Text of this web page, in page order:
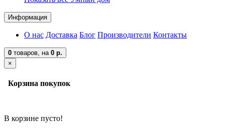
Информация
О нас Доставка Блог Производители Контакты
0 товаров, на 0 р.
×
Корзина покупок
В корзине пусто!